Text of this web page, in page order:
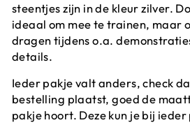
steentjes zijn in de kleur zilver.
ideaal om mee te trainen, maar
dragen tijdens o.a.
details.
Ieder pakje valt anders, check
bestelling plaatst, goed de
pakje hoort. Deze kun je bij